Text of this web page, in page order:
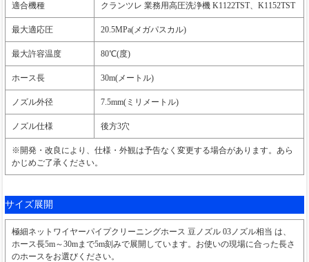
適合機種 クランツレ 業務用高圧洗浄機 K1122TST、K1152TST
最大適応圧 20.5MPa(メガパスカル)
最大許容温度 80℃(度)
ホース長 30m(メートル)
ノズル外径 7.5mm(ミリメートル)
ノズル仕様 後方3穴
※開発・改良により、仕様・外観は予告なく変更する場合があります。あら
かじめご了承ください。
サイズ展開
極細ネットワイヤーパイプクリーニングホース 豆ノズル 03ノズル相当 は、
ホース長5m～30mまで5m刻みで展開しています。お使いの現場に合った長さ
のホースをお選びください。